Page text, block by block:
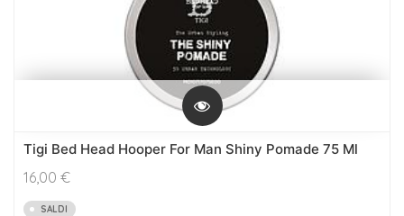
Tigi Bed Head Hooper For Man Shiny Pomade 75 Ml
16,00 €
SALDI